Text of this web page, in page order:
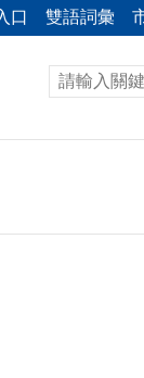
口 雙語詞彙